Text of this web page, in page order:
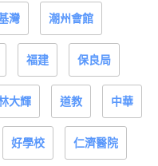
灣 潮州會館
福建 保良局
大輝 道教 中華
好學校 仁濟醫院